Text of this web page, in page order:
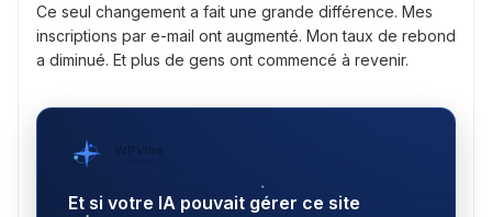
Ce seul changement a fait une grande différence. Mes
inscriptions par e-mail ont augmenté. Mon taux de rebond
a diminué. Et plus de gens ont commencé à revenir.
WPVibe
Et si votre IA pouvait gérer ce site